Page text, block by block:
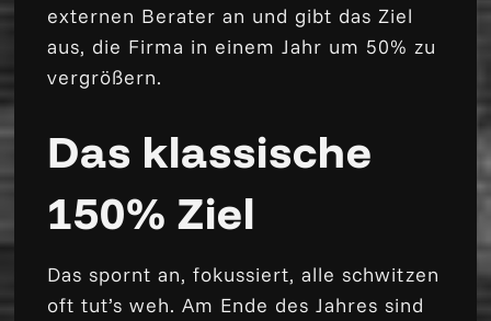
externen Berater an und gibt das Ziel
aus, die Firma in einem Jahr um 50% zu
vergrößern.
Das klassische
150% Ziel
Das spornt an, fokussiert, alle schwitzen
oft tut’s weh. Am Ende des Jahres sind